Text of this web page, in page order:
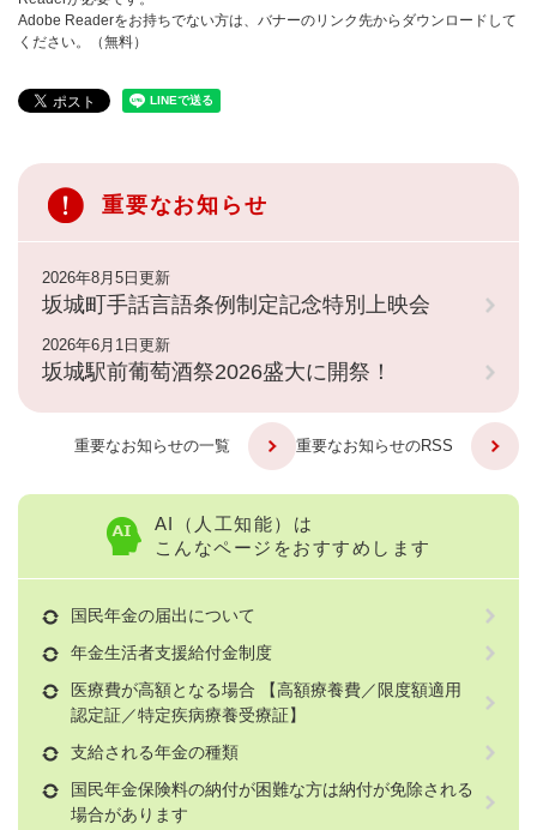
Adobe Readerをお持ちでない方は、バナーのリンク先からダウンロードして
ください。（無料）
重要なお知らせ
2026年8月5日更新
坂城町手話言語条例制定記念特別上映会
2026年6月1日更新
坂城駅前葡萄酒祭2026盛大に開祭！
重要なお知らせの一覧 重要なお知らせのRSS
AI（人工知能）は
こんなページをおすすめします
国民年金の届出について
年金生活者支援給付金制度
医療費が高額となる場合 【高額療養費／限度額適用
認定証／特定疾病療養受療証】
支給される年金の種類
国民年金保険料の納付が困難な方は納付が免除される
場合があります